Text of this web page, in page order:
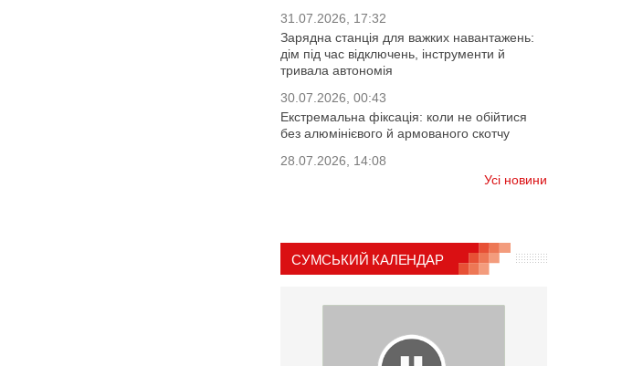
31.07.2026, 17:32
Зарядна станція для важких навантажень:
дім під час відключень, інструменти й
тривала автономія
30.07.2026, 00:43
Екстремальна фіксація: коли не обійтися
без алюмінієвого й армованого скотчу
28.07.2026, 14:08
Усі новини
СУМСЬКИЙ КАЛЕНДАР